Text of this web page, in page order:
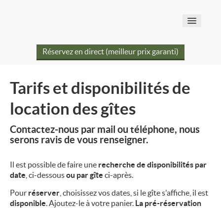
À PROPOS
ALENTOURS
RÉSERVATION ET CONTACT
Réservez en direct (meilleur prix garanti)
Tarifs et disponibilités de
location des gîtes
Contactez-nous par mail ou téléphone, nous
serons ravis de vous renseigner.
Il est possible de faire une recherche de disponibilités par
date , ci-dessousou par gîte ci-après.
Pour réserver , choisissez vos dates, si le gîte s'affiche, il est
disponible. Ajoutez-le à votre panier. La pré-réservation